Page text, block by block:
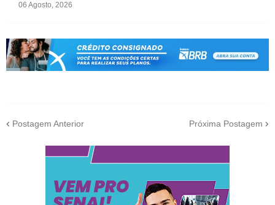
06 Agosto, 2026
Postagem Anterior Próxima Postagem